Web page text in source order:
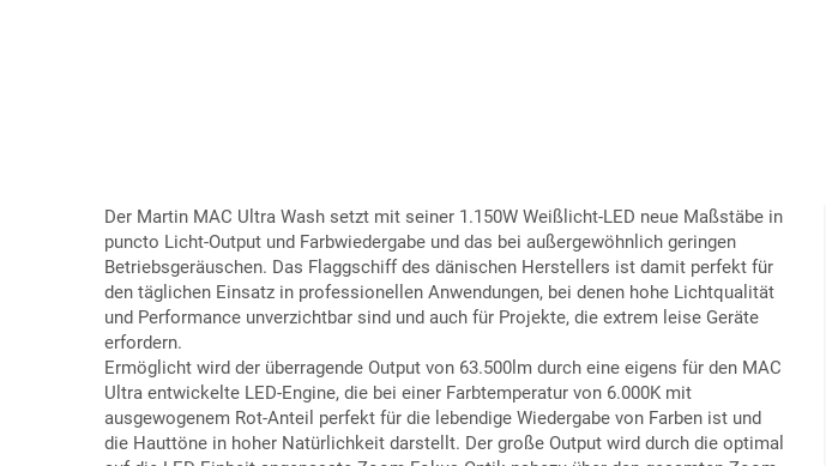
Der Martin MAC Ultra Wash setzt mit seiner 1.150W Weißlicht-LED neue Maßstäbe in
puncto Licht-Output und Farbwiedergabe und das bei außergewöhnlich geringen
Betriebsgeräuschen. Das Flaggschiff des dänischen Herstellers ist damit perfekt für
den täglichen Einsatz in professionellen Anwendungen, bei denen hohe Lichtqualität
und Performance unverzichtbar sind und auch für Projekte, die extrem leise Geräte
erfordern.
Ermöglicht wird der überragende Output von 63.500lm durch eine eigens für den MAC
Ultra entwickelte LED-Engine, die bei einer Farbtemperatur von 6.000K mit
ausgewogenem Rot-Anteil perfekt für die lebendige Wiedergabe von Farben ist und
die Hauttöne in hoher Natürlichkeit darstellt. Der große Output wird durch die optimal